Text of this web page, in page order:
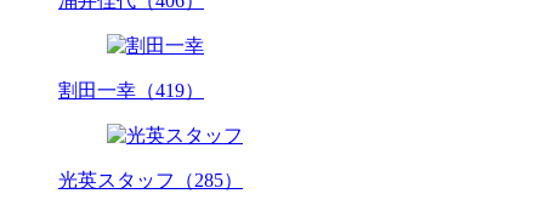
割田一幸（419）
光英スタッフ（285）